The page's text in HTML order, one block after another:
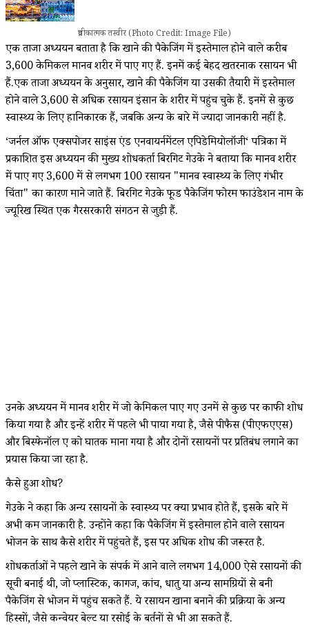
प्रतीकात्मक तस्वीर (Photo Credit: Image File)
एक ताजा अध्ययन बताता है कि खाने की पैकेजिंग में इस्तेमाल होने वाले करीब
3,600 केमिकल मानव शरीर में पाए गए हैं. इनमें कई बेहद खतरनाक रसायन भी
हैं.एक ताजा अध्ययन के अनुसार, खाने की पैकेजिंग या उसकी तैयारी में इस्तेमाल
होने वाले 3,600 से अधिक रसायन इंसान के शरीर में पहुंच चुके हैं. इनमें से कुछ
स्वास्थ्य के लिए हानिकारक हैं, जबकि अन्य के बारे में ज्यादा जानकारी नहीं है.
‘जर्नल ऑफ एक्सपोजर साइंस एंड एनवायर्नमेंटल एपिडेमियोलॉजी‘ पत्रिका में
प्रकाशित इस अध्ययन की मुख्य शोधकर्ता बिरगिट गेउके ने बताया कि मानव शरीर
में पाए गए 3,600 में से लगभग 100 रसायन "मानव स्वास्थ्य के लिए गंभीर
चिंता" का कारण माने जाते हैं. बिरगिट गेउके फूड पैकेजिंग फोरम फाउंडेशन नाम के
ज्यूरिख स्थित एक गैरसरकारी संगठन से जुड़ी हैं.
उनके अध्ययन में मानव शरीर में जो केमिकल पाए गए उनमें से कुछ पर काफी शोध
किया गया है और इन्हें शरीर में पहले भी पाया गया है, जैसे पीफैस (पीएफएएस)
और बिस्फेनॉल ए को घातक माना गया है और दोनों रसायनों पर प्रतिबंध लगाने का
प्रयास किया जा रहा है.
कैसे हुआ शोध?
गेउके ने कहा कि अन्य रसायनों के स्वास्थ्य पर क्या प्रभाव होते हैं, इसके बारे में
अभी कम जानकारी है. उन्होंने कहा कि पैकेजिंग में इस्तेमाल होने वाले रसायन
भोजन के साथ कैसे शरीर में पहुंचते हैं, इस पर अधिक शोध की जरूरत है.
शोधकर्ताओं ने पहले खाने के संपर्क में आने वाले लगभग 14,000 ऐसे रसायनों की
सूची बनाई थी, जो प्लास्टिक, कागज, कांच, धातु या अन्य सामग्रियों से बनी
पैकेजिंग से भोजन में पहुंच सकते हैं. ये रसायन खाना बनाने की प्रक्रिया के अन्य
हिस्सों, जैसे कन्वेयर बेल्ट या रसोई के बर्तनों से भी आ सकते हैं.